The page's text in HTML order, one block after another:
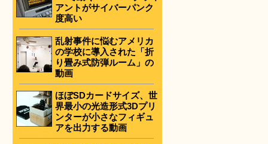
アントがサイバーパンク
度高い
乱射事件に悩むアメリカ
の学校に導入された「折
り畳み式防弾ルーム」の
動画
ほぼSDカードサイズ、世
界最小の光造形式3Dプリ
ンターが小さなフィギュ
アを出力する動画